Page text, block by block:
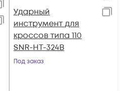
Ударный
инструмент для
кроссов типа 110
SNR-HT-324B
Под заказ